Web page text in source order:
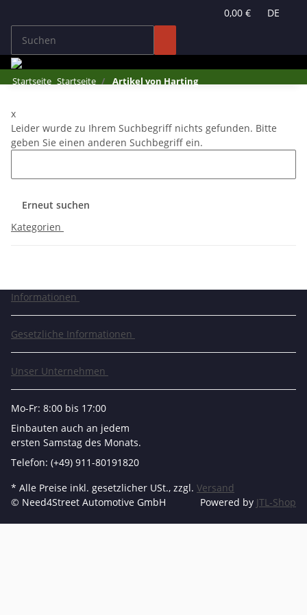
0,00 € DE
Startseite Startseite Artikel von Harting
x
Leider wurde zu Ihrem Suchbegriff nichts gefunden. Bitte
geben Sie einen anderen Suchbegriff ein.
Erneut suchen
Kategorien
Informationen
Gesetzliche Informationen
Unser Unternehmen
Mo-Fr: 8:00 bis 17:00
Einbauten auch an jedem
ersten Samstag des Monats.
Telefon: (+49) 911-80191820
* Alle Preise inkl. gesetzlicher USt., zzgl. Versand
© Need4Street Automotive GmbH
Powered by JTL-Shop